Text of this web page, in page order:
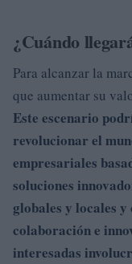
¿Cuándo
Para alcanzar la
que aumentar su
Este escenario
revolucionar el
empresariales
soluciones
globales y locales y
colaboracióne
interesadas